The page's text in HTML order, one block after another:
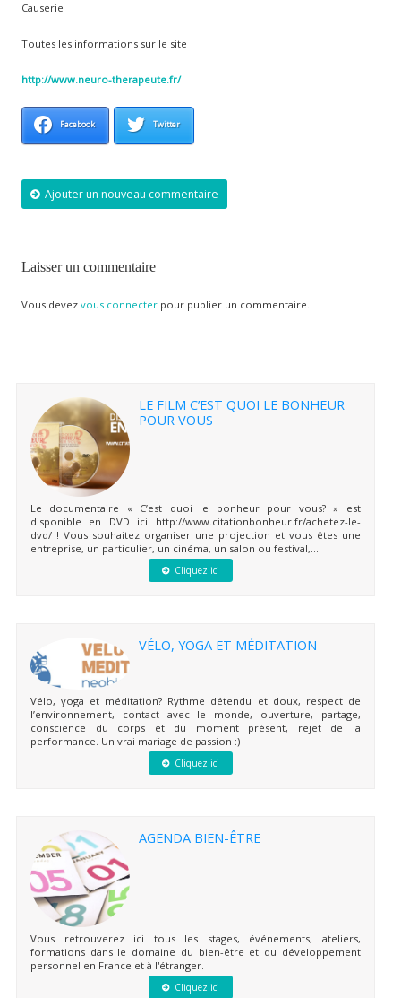
Causerie
Toutes les informations sur le site
http://www.neuro-therapeute.fr/
Facebook Twitter
Ajouter un nouveau commentaire
Laisser un commentaire
Vous devez vous connecterpour publier un commentaire.
LE FILM C’EST QUOI LE BONHEUR
POUR VOUS
Le documentaire « C’est quoi le bonheur pour vous? » est
disponible en DVD ici http://www.citationbonheur.fr/achetez-le-
dvd/ ! Vous souhaitez organiser une projection et vous êtes une
entreprise, un particulier, un cinéma, un salon ou festival,...
Cliquez ici
VÉLO, YOGA ET MÉDITATION
Vélo, yoga et méditation? Rythme détendu et doux, respect de
l’environnement, contact avec le monde, ouverture, partage,
conscience du corps et du moment présent, rejet de la
performance. Un vrai mariage de passion :)
Cliquez ici
AGENDA BIEN-ÊTRE
Vous retrouverez ici tous les stages, événements, ateliers,
formations dans le domaine du bien-être et du développement
personnel en France et à l'étranger.
Cliquez ici